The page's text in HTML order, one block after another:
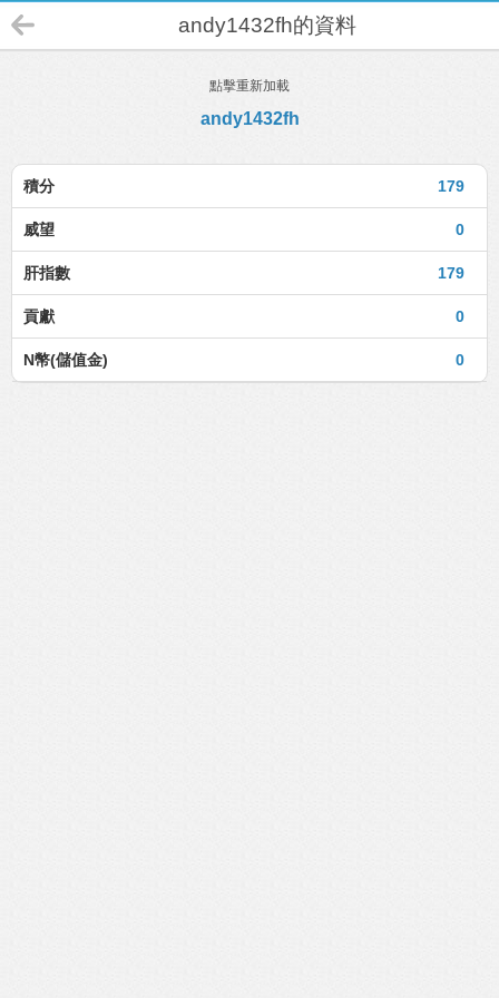
andy1432fh的資料
點擊重新加載
andy1432fh
179
積分
0
威望
179
肝指數
0
貢獻
0
N幣(儲值金)